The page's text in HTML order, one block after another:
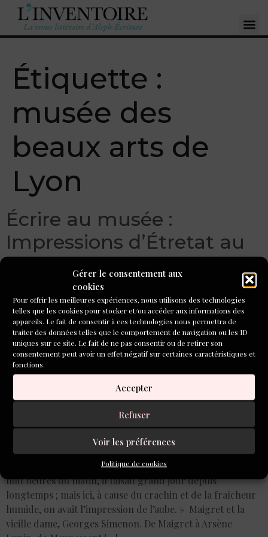
Gérer le consentement aux
cookies
Pour offrir les meilleures expériences, nous utilisons des technologies
telles que les cookies pour stocker et/ou accéder aux informations des
appareils. Le fait de consentir à ces technologies nous permettra de
traiter des données telles que le comportement de navigation ou les ID
uniques sur ce site. Le fait de ne pas consentir ou de retirer son
consentement peut avoir un effet négatif sur certaines caractéristiques et
fonctions.
Accepter
Refuser
Voir les préférences
Politique de cookies
Étiquette :
musée des
beaux arts de
Lyon
Écrire au musée :
Impressions d’Étretat au
musée des Beaux-arts de
« – Le train pour Étretat, s’il vous plaît ? Il était plus de
huit heures du matin, il faisait grand jour depuis
longtemps ; mais ici, à cause du crachin et de la fraîcheur
humide, on avait l’impression de l’aube. » Maigret et la
vieille dame, Georges Simenon. De Maigret à Arsène